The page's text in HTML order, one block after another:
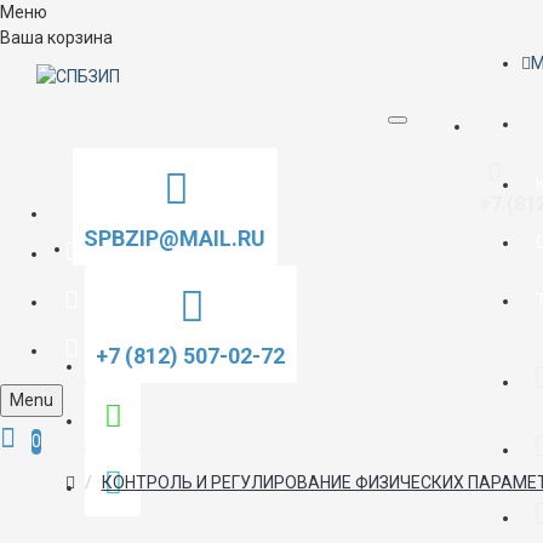
Меню
Ваша корзина
SPBZIP@MAIL.RU
+7 (812) 507-02-72
Menu
0
КОНТРОЛЬ И РЕГУЛИРОВАНИЕ ФИЗИЧЕСКИХ